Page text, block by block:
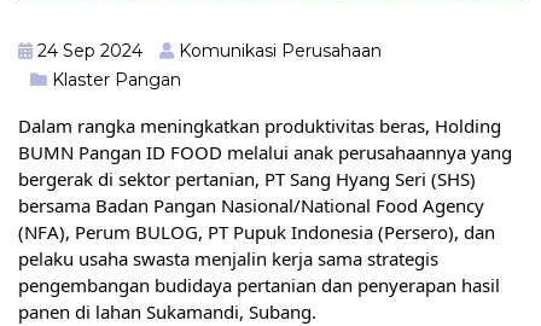
24 Sep 2024
Komunikasi Perusahaan
Klaster Pangan
Dalam rangka meningkatkan produktivitas beras, Holding
BUMN Pangan ID FOOD melalui anak perusahaannya yang
bergerak di sektor pertanian, PT Sang Hyang Seri (SHS)
bersama Badan Pangan Nasional/National Food Agency
(NFA), Perum BULOG, PT Pupuk Indonesia (Persero), dan
pelaku usaha swasta menjalin kerja sama strategis
pengembangan budidaya pertanian dan penyerapan hasil
panen di lahan Sukamandi, Subang.